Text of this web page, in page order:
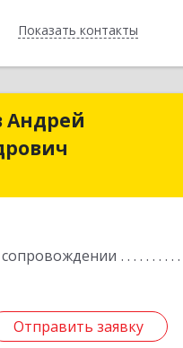
Показать контакты
Назад
Андрей
Отправить заявку
Юрданов
Отправить заявку